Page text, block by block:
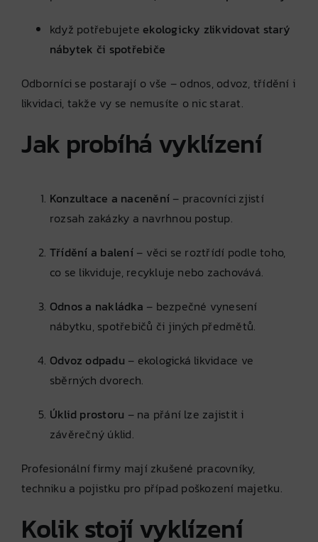
když potřebujete ekologicky zlikvidovat starý
nábytek či spotřebiče
Odborníci se postarají o vše – odnos, odvoz, třídění i
likvidaci, takže vy se nemusíte o nic starat.
Jak probíhá vyklízení
Konzultace a nacenění – pracovníci zjistí
rozsah zakázky a navrhnou postup.
Třídění a balení– věci se roztřídí podle toho,
co se likviduje, recykluje nebo zachovává.
Odnos a nakládka – bezpečné vynesení
nábytku, spotřebičů či jiných předmětů.
Odvoz odpadu – ekologická likvidace ve
sběrných dvorech.
Úklid prostoru – na přání lze zajistit i
závěrečný úklid.
Profesionální firmy mají zkušené pracovníky,
techniku a pojistku pro případ poškození majetku.
Kolik stojí vyklízení